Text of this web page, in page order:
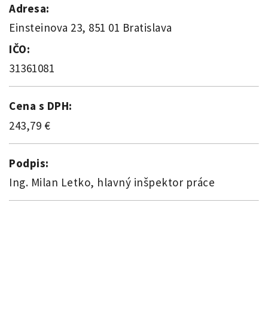
Adresa:
Einsteinova 23, 851 01 Bratislava
IČO:
31361081
Cena s DPH:
243,79 €
Podpis:
Ing. Milan Letko, hlavný inšpektor práce